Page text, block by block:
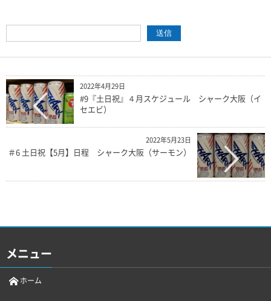
2022年4月29日
#9『土日祝』４月スケジュール シャーク大阪（イ
セエビ）
2022年5月23日
＃6 土日祝【5月】日程 シャーク大阪（サーモン）
メニュー
ホーム